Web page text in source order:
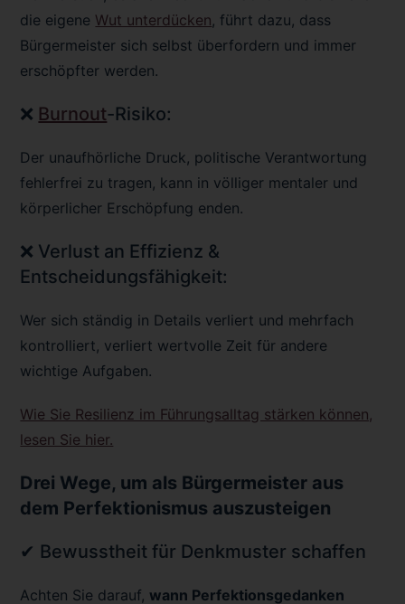
die eigene Wut unterdücken, führt dazu, dass
Bürgermeister sich selbst überfordern und immer
erschöpfter werden.
❌ Burnout-Risiko:
Der unaufhörliche Druck, politische Verantwortung
fehlerfrei zu tragen, kann in völliger mentaler und
körperlicher Erschöpfung enden.
❌ Verlust an Effizienz &
Entscheidungsfähigkeit:
Wer sich ständig in Details verliert und mehrfach
kontrolliert, verliert wertvolle Zeit für andere
wichtige Aufgaben.
Wie Sie Resilienz im Führungsalltag stärken können,
lesen Sie hier.
Drei Wege, um als Bürgermeister aus
dem Perfektionismus auszusteigen
✔ Bewusstheit für Denkmuster schaffen
Achten Sie darauf, wann Perfektionsgedanken